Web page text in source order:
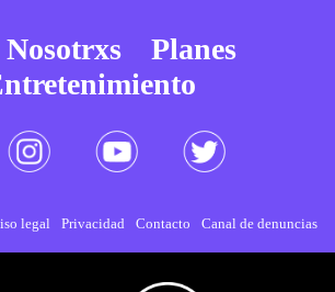
Nosotrxs
Planes
legal Privacidad Contacto Canal de denuncias